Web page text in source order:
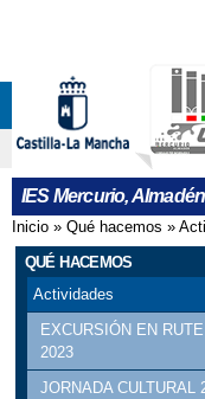
IES Mercurio,
Se encuentra
Inicio » Qué hacemos »
QUÉ HACEMOS
Actividades
EXCURSIÓN EN
2023
JORNADA CULTURAL